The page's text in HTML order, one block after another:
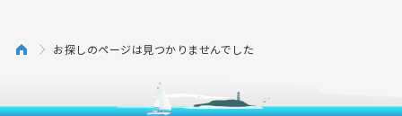
お探しのページは見つかりませんでした